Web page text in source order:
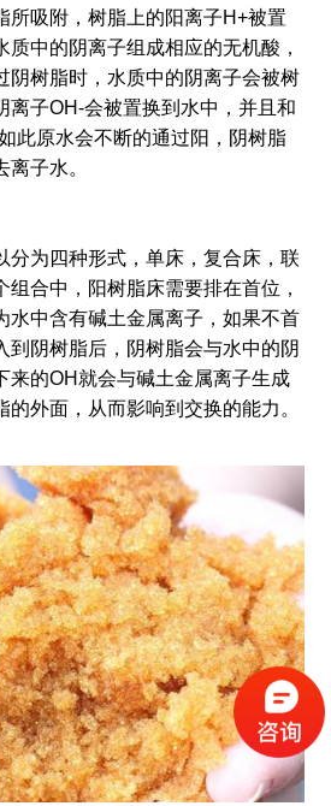
所吸附，树脂上的阳离子H+被置
中的阴离子组成相应的无机酸，
阴树脂时，水质中的阴离子会被树
离子OH-会被置换到水中，并且和
此原水会不断的通过阳，阴树脂
子水。
分为四种形式，单床，复合床，联
合中，阳树脂床需要排在首位，
水中含有碱土金属离子，如果不首
到阴树脂后，阴树脂会与水中的阴
来的OH就会与碱土金属离子生成
外面，从而影响到交换的能力。